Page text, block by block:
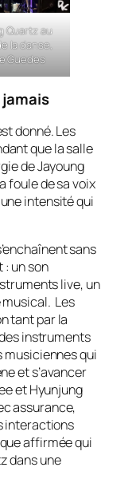
Quartz au
la danse,
Guedes
donné. Les
que la salle
de Jayoung
foule de sa voix
intensité qui
sans
un son
live, un
Les
tant par la
instruments
musiciennes qui
et s’avancer
et Hyunjung
assurance,
interactions
affirmée qui
dans une